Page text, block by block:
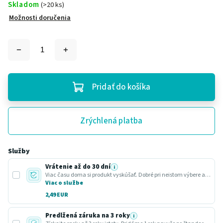
Skladom (>20 ks)
Možnosti doručenia
Pridať do košíka
Zrýchlená platba
Služby
Vrátenie až do 30 dní i
Viac času doma si produkt vyskúšať. Dobré pri neistom výbere alebo darčeku.
Viac o službe
2,49 EUR
Predĺžená záruka na 3 roky i